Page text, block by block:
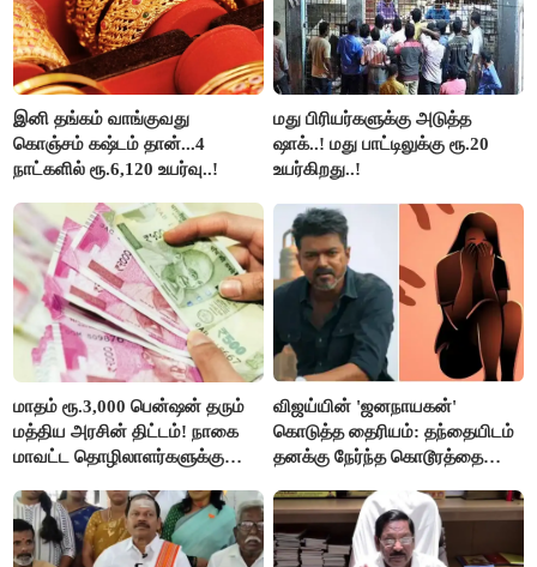
இனி தங்கம் வாங்குவது
கொஞ்சம் கஷ்டம் தான்...4
நாட்களில் ரூ.6,120 உயர்வு..!
மது பிரியர்களுக்கு அடுத்த
ஷாக்..! மது பாட்டிலுக்கு ரூ.20
உயர்கிறது..!
மாதம் ரூ.3,000 பென்ஷன் தரும்
மத்திய அரசின் திட்டம்! நாகை
மாவட்ட தொழிலாளர்களுக்கு
செய்தி!
விஜய்யின் 'ஜனநாயகன்'
கொடுத்த தைரியம்: தந்தையிடம்
தனக்கு நேர்ந்த கொடூரத்தை